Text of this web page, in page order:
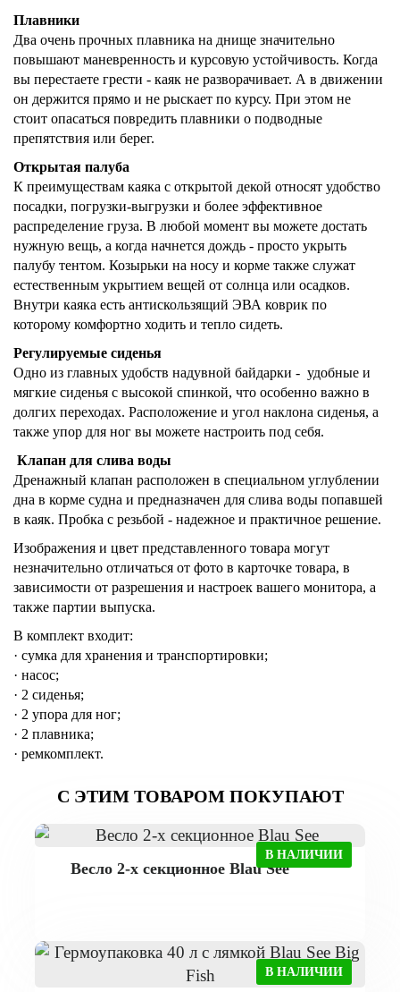
Плавники
Два очень прочных плавника на днище значительно
повышают маневренность и курсовую устойчивость. Когда
вы перестаете грести - каяк не разворачивает. А в движении
он держится прямо и не рыскает по курсу. При этом не
стоит опасаться повредить плавники о подводные
препятствия или берег.
Открытая палуба
К преимуществам каяка с открытой декой относят удобство
посадки, погрузки-выгрузки и более эффективное
распределение груза. В любой момент вы можете достать
нужную вещь, а когда начнется дождь - просто укрыть
палубу тентом. Козырьки на носу и корме также служат
естественным укрытием вещей от солнца или осадков.
Внутри каяка есть антискользящий ЭВА коврик по
которому комфортно ходить и тепло сидеть.
Регулируемые сиденья
Одно из главных удобств надувной байдарки - удобные и
мягкие сиденья с высокой спинкой, что особенно важно в
долгих переходах. Расположение и угол наклона сиденья, а
также упор для ног вы можете настроить под себя.
Клапан для слива воды
Дренажный клапан расположен в специальном углублении
дна в корме судна и предназначен для слива воды попавшей
в каяк. Пробка с резьбой - надежное и практичное решение.
Изображения и цвет представленного товара могут
незначительно отличаться от фото в карточке товара, в
зависимости от разрешения и настроек вашего монитора, а
также партии выпуска.
В комплект входит:
· сумка для хранения и транспортировки;
· насос;
· 2 сиденья;
· 2 упора для ног;
· 2 плавника;
· ремкомплект.
С ЭТИМ ТОВАРОМ ПОКУПАЮТ
В НАЛИЧИИ
Весло 2-х секционное Blau See
В НАЛИЧИИ